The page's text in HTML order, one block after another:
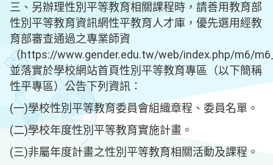
三、另辦理性別平等教育相關課程時，請善用教育部
性別平等教育資訊網性平教育人才庫，優先選用經教
育部審查通過之專業師資
（https://www.gender.edu.tw/web/index.php/m6/
並落實於學校網站首頁性別平等教育專區（以下簡稱
性平專區）公告下列資訊：
(一)學校性別平等教育委員會組織章程、委員名單。
(二)學校年度性別平等教育實施計畫。
(三)非屬年度計畫之性別平等教育相關活動及課程。